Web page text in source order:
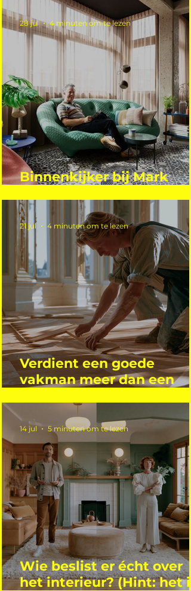
Binnenkijker bij Mark
28 jul 4 minuten om te lezen
Verdient een goede
vakman meer dan een
21 jul 4 minuten om te lezen
Wie beslist er écht over
het interieur? (Hint: het is
14 jul 5 minuten om te lezen